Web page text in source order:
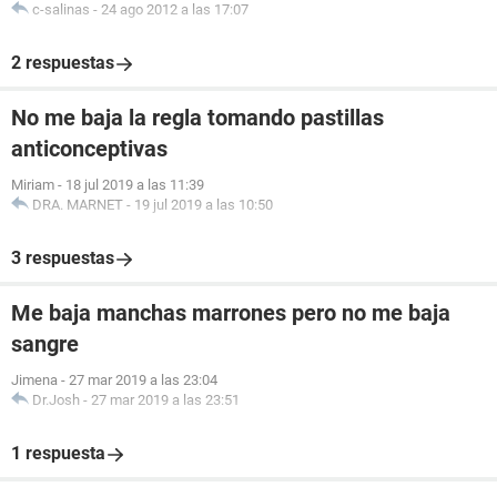
c-salinas - 24 ago 2012 a las 17:07
2 respuestas
No me baja la regla tomando pastillas
anticonceptivas
Miriam - 18 jul 2019 a las 11:39
DRA. MARNET - 19 jul 2019 a las 10:50
3 respuestas
Me baja manchas marrones pero no me baja
sangre
Jimena - 27 mar 2019 a las 23:04
Dr.Josh - 27 mar 2019 a las 23:51
1 respuesta